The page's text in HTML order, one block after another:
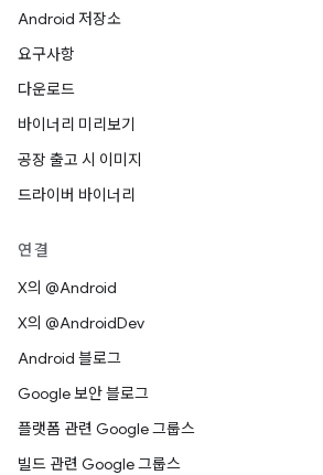
Android 저장소
요구사항
다운로드
바이너리 미리보기
공장 출고 시 이미지
드라이버 바이너리
연결
X의 @Android
X의 @AndroidDev
Android 블로그
Google 보안 블로그
플랫폼 관련 Google 그룹스
빌드 관련 Google 그룹스